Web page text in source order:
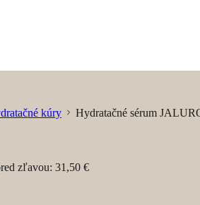
kúry
Hydratačné sérum
zľavou: 31,50 €